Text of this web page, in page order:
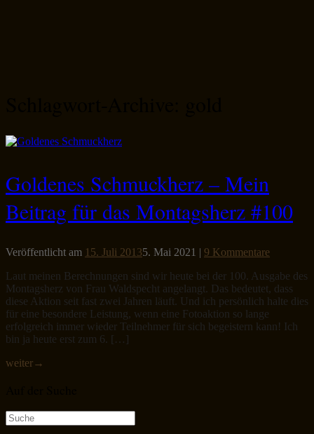
Goldenes Schmuckherz – Mein
Beitrag für das Montagsherz #100
Veröffentlicht am 15. Juli 20135. Mai 2021 | 9 Kommentare
Laut meinen Berechnungen sind wir heute bei der 100. Ausgabe des
Montagsherz von Frau Waldspecht angelangt. Das bedeutet, dass
diese Aktion seit fast zwei Jahren läuft. Und ich persönlich halte dies
für eine besondere Leistung, wenn eine Fotoaktion so lange
erfolgreich immer wieder Teilnehmer für sich begeistern kann! Ich
bin ja heute erst zum 6. […]
weiter→
Suche
nach: